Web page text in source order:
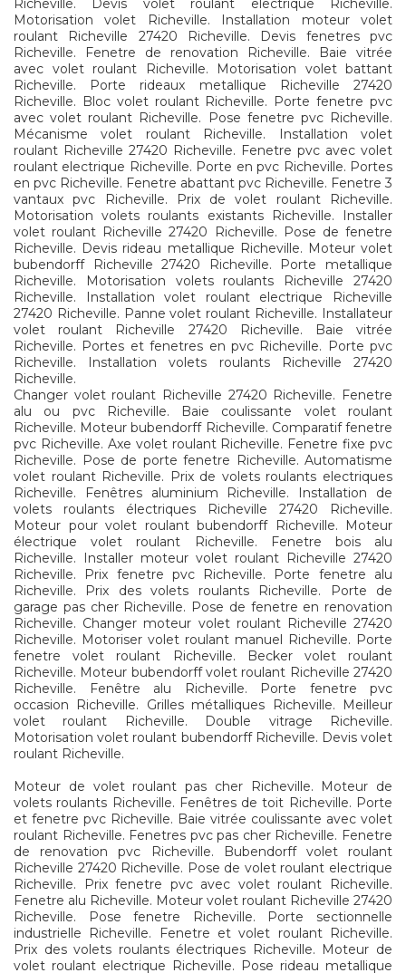
Richeville. Devis volet roulant electrique Richeville.
Motorisation volet Richeville. Installation moteur volet
roulant Richeville 27420 Richeville. Devis fenetres pvc
Richeville. Fenetre de renovation Richeville. Baie vitrée
avec volet roulant Richeville. Motorisation volet battant
Richeville. Porte rideaux metallique Richeville 27420
Richeville. Bloc volet roulant Richeville. Porte fenetre pvc
avec volet roulant Richeville. Pose fenetre pvc Richeville.
Mécanisme volet roulant Richeville. Installation volet
roulant Richeville 27420 Richeville. Fenetre pvc avec volet
roulant electrique Richeville. Porte en pvc Richeville. Portes
en pvc Richeville. Fenetre abattant pvc Richeville. Fenetre 3
vantaux pvc Richeville. Prix de volet roulant Richeville.
Motorisation volets roulants existants Richeville. Installer
volet roulant Richeville 27420 Richeville. Pose de fenetre
Richeville. Devis rideau metallique Richeville. Moteur volet
bubendorff Richeville 27420 Richeville. Porte metallique
Richeville. Motorisation volets roulants Richeville 27420
Richeville. Installation volet roulant electrique Richeville
27420 Richeville. Panne volet roulant Richeville. Installateur
volet roulant Richeville 27420 Richeville. Baie vitrée
Richeville. Portes et fenetres en pvc Richeville. Porte pvc
Richeville. Installation volets roulants Richeville 27420
Richeville.
Changer volet roulant Richeville 27420 Richeville. Fenetre
alu ou pvc Richeville. Baie coulissante volet roulant
Richeville. Moteur bubendorff Richeville. Comparatif fenetre
pvc Richeville. Axe volet roulant Richeville. Fenetre fixe pvc
Richeville. Pose de porte fenetre Richeville. Automatisme
volet roulant Richeville. Prix de volets roulants electriques
Richeville. Fenêtres aluminium Richeville. Installation de
volets roulants électriques Richeville 27420 Richeville.
Moteur pour volet roulant bubendorff Richeville. Moteur
électrique volet roulant Richeville. Fenetre bois alu
Richeville. Installer moteur volet roulant Richeville 27420
Richeville. Prix fenetre pvc Richeville. Porte fenetre alu
Richeville. Prix des volets roulants Richeville. Porte de
garage pas cher Richeville. Pose de fenetre en renovation
Richeville. Changer moteur volet roulant Richeville 27420
Richeville. Motoriser volet roulant manuel Richeville. Porte
fenetre volet roulant Richeville. Becker volet roulant
Richeville. Moteur bubendorff volet roulant Richeville 27420
Richeville. Fenêtre alu Richeville. Porte fenetre pvc
occasion Richeville. Grilles métalliques Richeville. Meilleur
volet roulant Richeville. Double vitrage Richeville.
Motorisation volet roulant bubendorff Richeville. Devis volet
roulant Richeville.
Moteur de volet roulant pas cher Richeville. Moteur de
volets roulants Richeville. Fenêtres de toit Richeville. Porte
et fenetre pvc Richeville. Baie vitrée coulissante avec volet
roulant Richeville. Fenetres pvc pas cher Richeville. Fenetre
de renovation pvc Richeville. Bubendorff volet roulant
Richeville 27420 Richeville. Pose de volet roulant electrique
Richeville. Prix fenetre pvc avec volet roulant Richeville.
Fenetre alu Richeville. Moteur volet roulant Richeville 27420
Richeville. Pose fenetre Richeville. Porte sectionnelle
industrielle Richeville. Fenetre et volet roulant Richeville.
Prix des volets roulants électriques Richeville. Moteur de
volet roulant electrique Richeville. Pose rideau metallique